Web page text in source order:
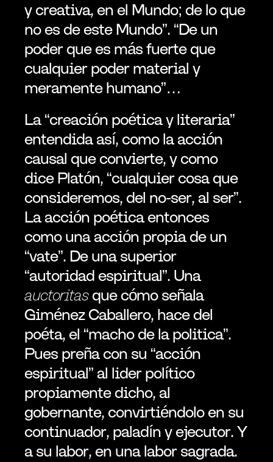
y creativa, en el Mundo; de lo que
no es de este Mundo”. “De un
poder que es más fuerte que
cualquier poder material y
meramente humano”…
La “creación poética y literaria”
entendida así, como la acción
causal que convierte, y como
dice Platón, “cualquier cosa que
consideremos, del no-ser, al ser”.
La acción poética entonces
como una acción propia de un
“vate”. De una superior
“autoridad espiritual”. Una
auctoritas que cómo señala
Giménez Caballero, hace del
poéta, el “macho de la politica”.
Pues preña con su “acción
espiritual” al lider político
propiamente dicho, al
gobernante, convirtiéndolo en su
continuador, paladín y ejecutor. Y
a su labor, en una labor sagrada.